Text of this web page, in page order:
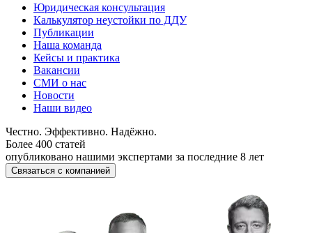
Юридическая консультация
Калькулятор неустойки по ДДУ
Публикации
Наша команда
Кейсы и практика
Вакансии
СМИ о нас
Новости
Наши видео
Честно. Эффективно. Надёжно.
Более 400 статей
опубликовано нашими экспертами за последние 8 лет
Связаться с компанией